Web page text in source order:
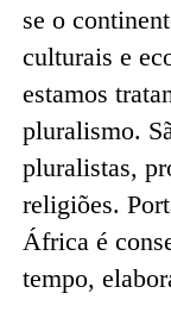
se o
culturais e
estamos
pluralismo.
pluralistas,
religiões.
África é
tempo,